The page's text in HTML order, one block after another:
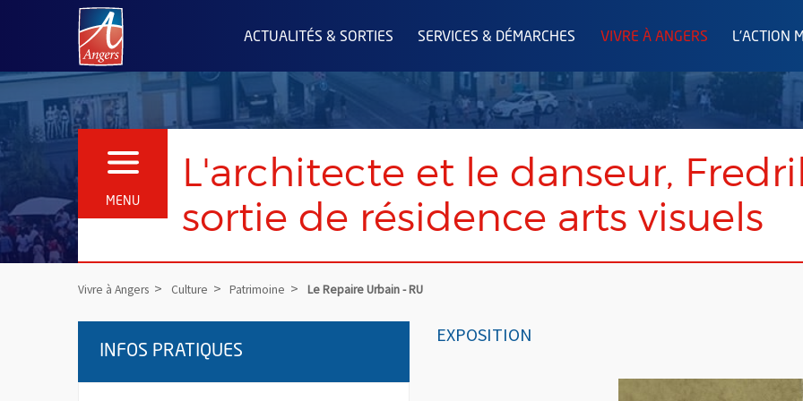
Angers.fr : Retour à l'accueil
ACTUALITÉS & SORTIES SERVICES & DÉMARCHES VIVRE À ANGERS L'ACTION
MENU
OUVRIR LE MENU
L'architecte et le danseur,
sortie de résidence arts visuels
Vivre à Angers Culture Patrimoine Le Repaire Urbain - RU
EXPOSITION
INFOS PRATIQUES